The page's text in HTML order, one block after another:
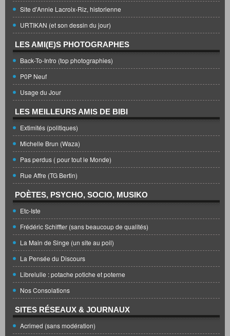
Site d'Annie Lacroix-Riz, historienne
URTIKAN (et son dessin du jour)
LES AMI(E)S PHOTOGRAPHES
Back-To-Intro (top photographies)
P0P Neuf
Usage du Jour
LES MEILLEURS AMIS DE BIBI
Extimités (politiques)
Michelle Brun (Waza)
Pas perdus ( pour tout le Monde)
Rue Affre (TG Bertin)
POÈTES, PSYCHO, SOCIO, MUSIKO
Etc-Iste
Frédéric Schiffter (sans beaucoup de qualités)
La Main de Singe (un site au poil)
La Pensée du Discours
Librelulle : potache potiche et poterne
Nos Consolations
SITES RÉSEAUX & JOURNAUX
Acrimed (sans modération)